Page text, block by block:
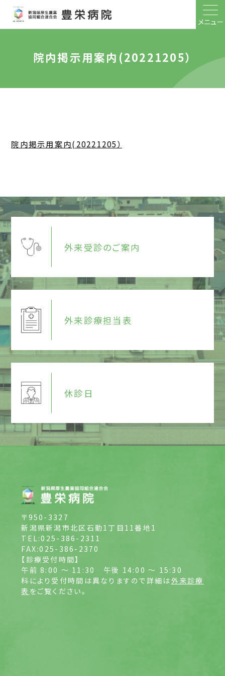
メニュー
院内掲示用案内(20221205）
院内掲示用案内(20221205）
外来受診のご案内
外来診療担当表
休診日
〒950-3327
新潟県新潟市北区石動1丁目11番地1
TEL:025-386-2311
FAX:025-386-2370
【診療受付時間】
午前 8:00 ～ 11:30 午後 14:00 ～ 15:30
科により受付時間は異なりますので詳細は外来診療
表 をご覧ください。